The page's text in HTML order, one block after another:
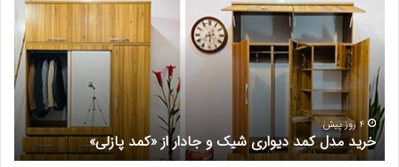
دیواری
شیک
جادار
از
«کمد
پازلی»
4 روز پیش
خرید مدل کمد دیواری شیک و جادار از «کمد پازلی»
در